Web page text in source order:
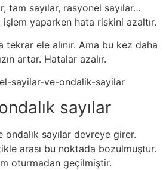
tam sayılar, rasyonel sayılar…
işlem yaparken hata riskini azaltır.
ele alınır. Ama bu kez daha
artar. Hatalar azalır.
sayılar
sayılar devreye girer.
arası bu noktada bozulmuştur.
oturmadan geçilmiştir.